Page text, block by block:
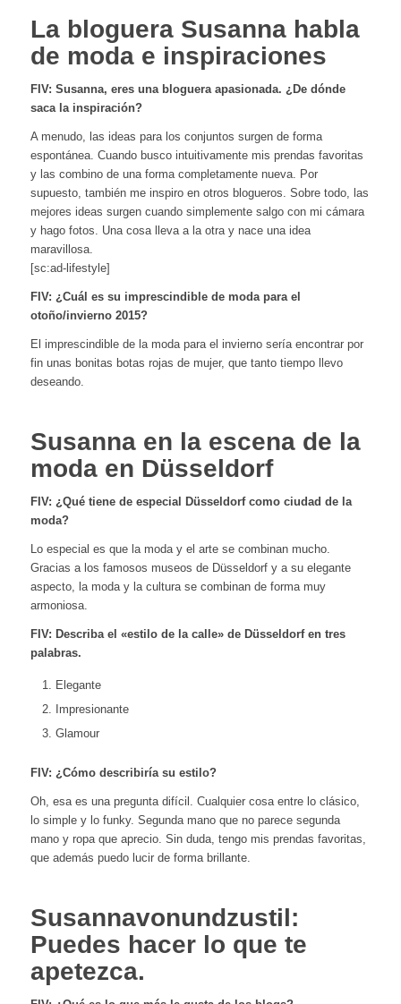
La bloguera Susanna habla
de moda e inspiraciones
FIV: Susanna, eres una bloguera apasionada. ¿De dónde
saca la inspiración?
A menudo, las ideas para los conjuntos surgen de forma
espontánea. Cuando busco intuitivamente mis prendas favoritas
y las combino de una forma completamente nueva. Por
supuesto, también me inspiro en otros blogueros. Sobre todo, las
mejores ideas surgen cuando simplemente salgo con mi cámara
y hago fotos. Una cosa lleva a la otra y nace una idea
maravillosa.
[sc:ad-lifestyle]
FIV: ¿Cuál es su imprescindible de moda para el
otoño/invierno 2015?
El imprescindible de la moda para el invierno sería encontrar por
fin unas bonitas botas rojas de mujer, que tanto tiempo llevo
deseando.
Susanna en la escena de la
moda en Düsseldorf
FIV: ¿Qué tiene de especial Düsseldorf como ciudad de la
moda?
Lo especial es que la moda y el arte se combinan mucho.
Gracias a los famosos museos de Düsseldorf y a su elegante
aspecto, la moda y la cultura se combinan de forma muy
armoniosa.
FIV: Describa el «estilo de la calle» de Düsseldorf en tres
palabras.
Elegante
Impresionante
Glamour
FIV: ¿Cómo describiría su estilo?
Oh, esa es una pregunta difícil. Cualquier cosa entre lo clásico,
lo simple y lo funky. Segunda mano que no parece segunda
mano y ropa que aprecio. Sin duda, tengo mis prendas favoritas,
que además puedo lucir de forma brillante.
Susannavonundzustil:
Puedes hacer lo que te
apetezca.